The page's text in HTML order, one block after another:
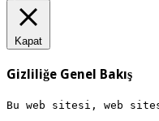
Kapat
Gizliliğe Genel Bakış
Bu web sitesi, web